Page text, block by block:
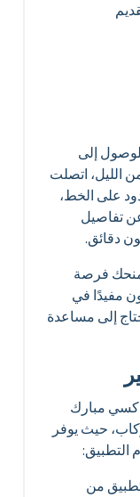
إلى
الليل، اتصلت
على الخط،
تفاصيل
دقائق.
فرصة
مفيدًا في
إلى مساعدة
مبارك
حيث يوفر
من